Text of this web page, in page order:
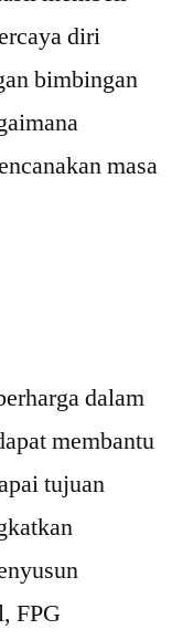
diri
bimbingan
masa
dalam
membantu
tujuan
FPG